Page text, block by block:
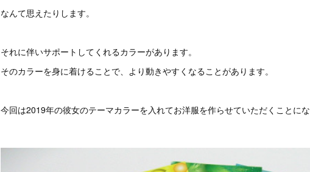
なんて思えたりします。
それに伴いサポートしてくれるカラーがあります。
そのカラーを身に着けることで、より動きやすくなることがあります。
今回は2019年の彼女のテーマカラーを入れてお洋服を作らせていただくことにな